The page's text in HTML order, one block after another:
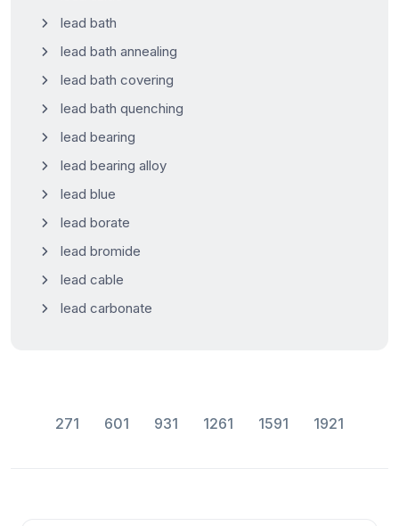
lead bath
lead bath annealing
lead bath covering
lead bath quenching
lead bearing
lead bearing alloy
lead blue
lead borate
lead bromide
lead cable
lead carbonate
271 601 931 1261 1591 1921